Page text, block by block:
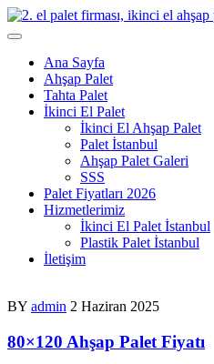
Skip
to
Ana Sayfa
Ahşap Palet
Tahta Palet
İkinci El Palet
İkinci El Ahşap Palet
Palet İstanbul
Ahşap Palet Galeri
SSS
Palet Fiyatları 2026
Hizmetlerimiz
İkinci El Palet İstanbul
Plastik Palet İstanbul
İletişim
BY admin 2 Haziran 2025
80×120 Ahşap Palet Fiyatı